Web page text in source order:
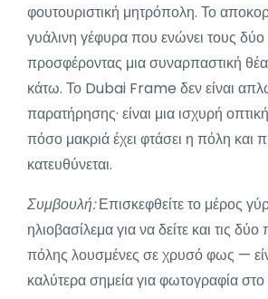
φουτουριστική μητρόπολη. Το
γυάλινη γέφυρα που ενώνει τους
προσφέροντας μια συναρπαστική
κάτω. Το Dubai Frame δεν είναι
παρατήρησης· είναι μια ισχυρή
πόσο μακριά έχει φτάσει η πόλη και
κατευθύνεται.
Συμβουλή:Επισκεφθείτε το μέρος
ηλιοβασίλεμα για να δείτε και τις
πόλης λουσμένες σε χρυσό φως —
καλύτερα σημεία για φωτογραφία